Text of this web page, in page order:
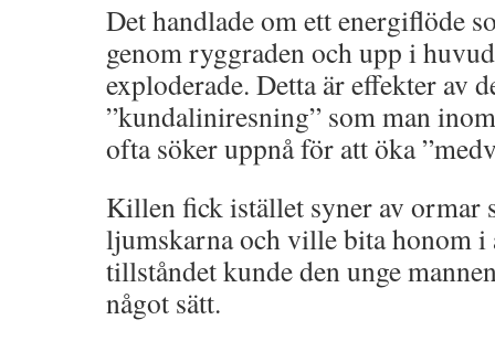
Det handlade om ett energiflöde
genom ryggraden och upp i
exploderade. Detta är effekter av
”kundaliniresning” som man
ofta söker uppnå för att öka
Killen fick istället syner av ormar
ljumskarna och ville bita honom i
tillståndet kunde den unge
något sätt.